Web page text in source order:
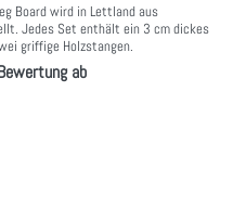
Board wird in Lettland aus
Jedes Set enthält ein 3 cm dickes
griffige Holzstangen.
ab